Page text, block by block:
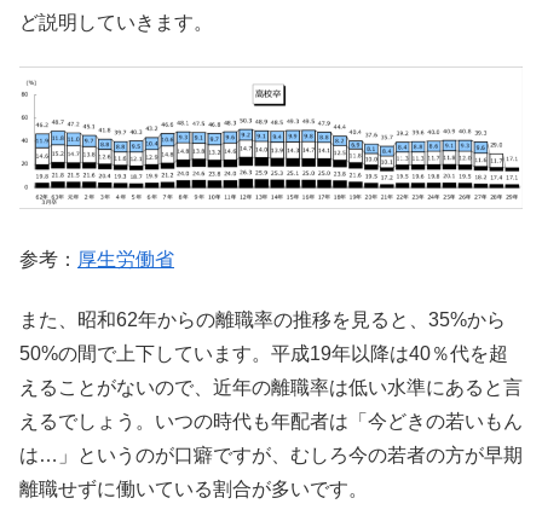
ど説明していきます。
参考： 厚生労働省
また、昭和62年からの離職率の推移を見ると、35%から
50%の間で上下しています。平成19年以降は40％代を超
えることがないので、近年の離職率は低い水準にあると言
えるでしょう。いつの時代も年配者は「今どきの若いもん
は…」というのが口癖ですが、むしろ今の若者の方が早期
離職せずに働いている割合が多いです。